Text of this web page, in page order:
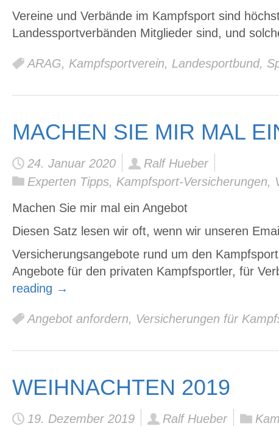
Vereine und Verbände im Kampfsport sind
Landessportverbänden Mitglieder sind, und
ARAG, Kampfsportverein, Landesportbund,
MACHEN SIE MIR MAL
24. Januar 2020
Ralf Hueber
Experten Tipps, Kampfsport-Versicherungen,
Machen Sie mir mal ein Angebot
Diesen Satz lesen wir oft, wenn wir unseren
Versicherungsangebote rund um den Kampfsport
Angebote für den privaten Kampfsportler, für
reading →
Angebot anfordern, Versicherungen für
WEIHNACHTEN 2019
19. Dezember 2019 Ralf Hueber